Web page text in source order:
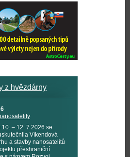
z hvězdárny
10. – 12. 7 2026 se
Víkendová
a stavby nanosatelitů
přeshraniční